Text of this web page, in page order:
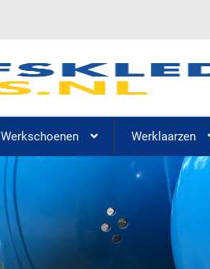
Werkschoenen Werklaarzen